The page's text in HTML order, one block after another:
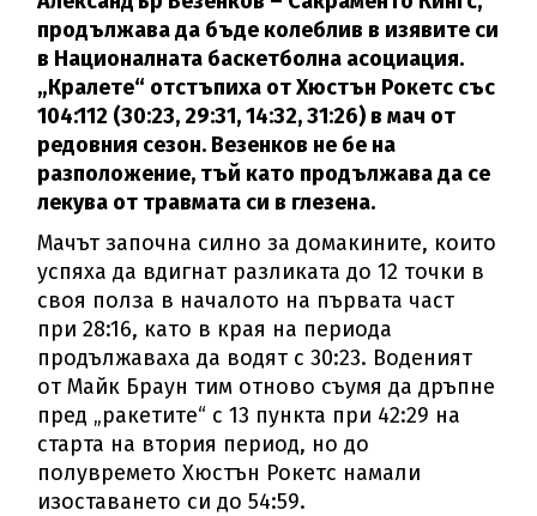
продължава да бъде колеблив в изявите си
в Националната баскетболна асоциация.
„Кралете“ отстъпиха от Хюстън Рокетс със
104:112 (30:23, 29:31, 14:32, 31:26) в мач от
редовния сезон. Везенков не бе на
разположение, тъй като продължава да се
лекува от травмата си в глезена.
Мачът започна силно за домакините, които
успяха да вдигнат разликата до 12 точки в
своя полза в началото на първата част
при 28:16, като в края на периода
продължаваха да водят с 30:23. Воденият
от Майк Браун тим отново съумя да дръпне
пред „ракетите“ с 13 пункта при 42:29 на
старта на втория период, но до
полувремето Хюстън Рокетс намали
изоставането си до 54:59.